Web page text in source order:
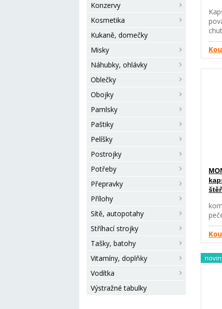
Konzervy
Kosmetika
Kukaně, domečky
Misky
Náhubky, ohlávky
Oblečky
Obojky
Pamlsky
Paštiky
Pelíšky
Postrojky
Potřeby
Přepravky
Přílohy
Sítě, autopotahy
Stříhací strojky
Tašky, batohy
Vitamíny, doplňky
Vodítka
Výstražné tabulky
a